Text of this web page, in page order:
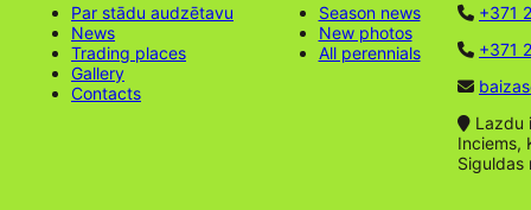
Par stādu audzētavu
News
Trading places
Gallery
Contacts
Season news
New photos
All perennials
+371
+371
Lazdu
Inciems,
Siguldas